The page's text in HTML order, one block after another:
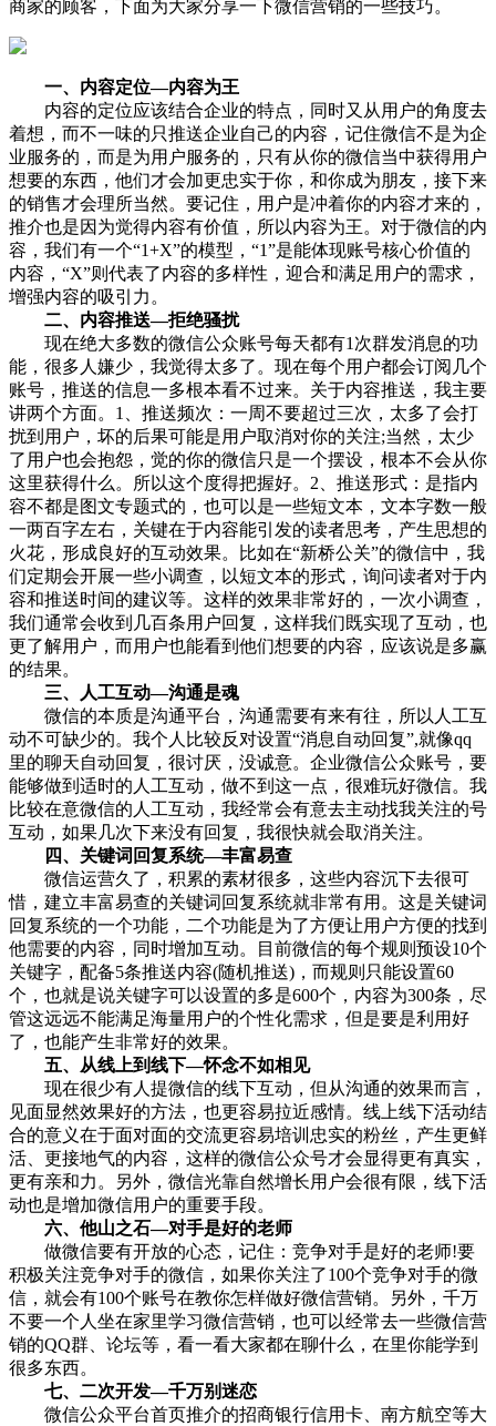
商家的顾客，下面为大家分享一下微信营销的一些技巧。
一、内容定位—内容为王
内容的定位应该结合企业的特点，同时又从用户的角度去
着想，而不一味的只推送企业自己的内容，记住微信不是为企
业服务的，而是为用户服务的，只有从你的微信当中获得用户
想要的东西，他们才会加更忠实于你，和你成为朋友，接下来
的销售才会理所当然。要记住，用户是冲着你的内容才来的，
推介也是因为觉得内容有价值，所以内容为王。对于微信的内
容，我们有一个“1+X”的模型，“1”是能体现账号核心价值的
内容，“X”则代表了内容的多样性，迎合和满足用户的需求，
增强内容的吸引力。
二、内容推送—拒绝骚扰
现在绝大多数的微信公众账号每天都有1次群发消息的功
能，很多人嫌少，我觉得太多了。现在每个用户都会订阅几个
账号，推送的信息一多根本看不过来。关于内容推送，我主要
讲两个方面。1、推送频次：一周不要超过三次，太多了会打
扰到用户，坏的后果可能是用户取消对你的关注;当然，太少
了用户也会抱怨，觉的你的微信只是一个摆设，根本不会从你
这里获得什么。所以这个度得把握好。2、推送形式：是指内
容不都是图文专题式的，也可以是一些短文本，文本字数一般
一两百字左右，关键在于内容能引发的读者思考，产生思想的
火花，形成良好的互动效果。比如在“新桥公关”的微信中，我
们定期会开展一些小调查，以短文本的形式，询问读者对于内
容和推送时间的建议等。这样的效果非常好的，一次小调查，
我们通常会收到几百条用户回复，这样我们既实现了互动，也
更了解用户，而用户也能看到他们想要的内容，应该说是多赢
的结果。
三、人工互动—沟通是魂
微信的本质是沟通平台，沟通需要有来有往，所以人工互
动不可缺少的。我个人比较反对设置“消息自动回复”,就像qq
里的聊天自动回复，很讨厌，没诚意。企业微信公众账号，要
能够做到适时的人工互动，做不到这一点，很难玩好微信。我
比较在意微信的人工互动，我经常会有意去主动找我关注的号
互动，如果几次下来没有回复，我很快就会取消关注。
四、关键词回复系统—丰富易查
微信运营久了，积累的素材很多，这些内容沉下去很可
惜，建立丰富易查的关键词回复系统就非常有用。这是关键词
回复系统的一个功能，二个功能是为了方便让用户方便的找到
他需要的内容，同时增加互动。目前微信的每个规则预设10个
关键字，配备5条推送内容(随机推送)，而规则只能设置60
个，也就是说关键字可以设置的多是600个，内容为300条，尽
管这远远不能满足海量用户的个性化需求，但是要是利用好
了，也能产生非常好的效果。
五、从线上到线下—怀念不如相见
现在很少有人提微信的线下互动，但从沟通的效果而言，
见面显然效果好的方法，也更容易拉近感情。线上线下活动结
合的意义在于面对面的交流更容易培训忠实的粉丝，产生更鲜
活、更接地气的内容，这样的微信公众号才会显得更有真实，
更有亲和力。另外，微信光靠自然增长用户会很有限，线下活
动也是增加微信用户的重要手段。
六、他山之石—对手是好的老师
做微信要有开放的心态，记住：竞争对手是好的老师!要
积极关注竞争对手的微信，如果你关注了100个竞争对手的微
信，就会有100个账号在教你怎样做好微信营销。另外，千万
不要一个人坐在家里学习微信营销，也可以经常去一些微信营
销的QQ群、论坛等，看一看大家都在聊什么，在里你能学到
很多东西。
七、二次开发—千万别迷恋
微信公众平台首页推介的招商银行信用卡、南方航空等大